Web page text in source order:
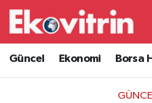
Güncel Ekonomi Borsa
Güncel
Ekonomi
Hava Durumu
Trafik Durumu